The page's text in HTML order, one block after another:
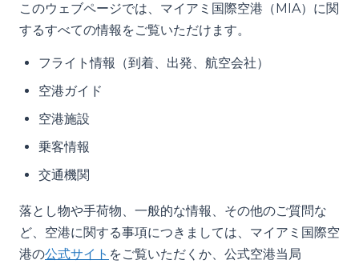
このウェブページでは、マイアミ国際空港（MIA）に関
するすべての情報をご覧いただけます。
フライト情報（到着、出発、航空会社）
空港ガイド
空港施設
乗客情報
交通機関
落とし物や手荷物、一般的な情報、その他のご質問な
ど、空港に関する事項につきましては、マイアミ国際空
港の公式サイト をご覧いただくか、公式空港当局